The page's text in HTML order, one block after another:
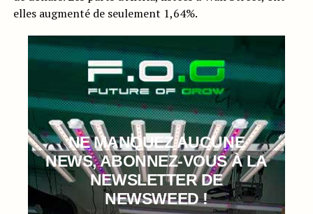
elles augmenté de seulement 1,64%.
NE MANQUEZ AUCUNE
NEWS, ABONNEZ-VOUS À LA
NEWSLETTER DE
NEWSWEED !